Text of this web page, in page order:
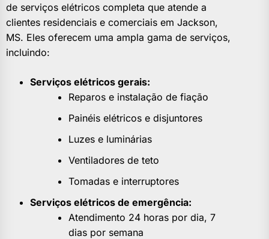
de serviços elétricos completa que atende a
clientes residenciais e comerciais em Jackson,
MS. Eles oferecem uma ampla gama de serviços,
incluindo:
Serviços elétricos gerais:
Reparos e instalação de fiação
Painéis elétricos e disjuntores
Luzes e luminárias
Ventiladores de teto
Tomadas e interruptores
Serviços elétricos de emergência:
Atendimento 24 horas por dia, 7
dias por semana